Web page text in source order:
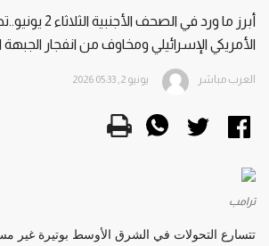
أبرز ما ورد في
الأمريكي الإسرائيلي ومخاوف من انفجار الجبهة
العرب مباشر يونيو 2, 2026 05:33
ترامب
تتسارع التحولات في الشرق الأوسط بوتيرة غير